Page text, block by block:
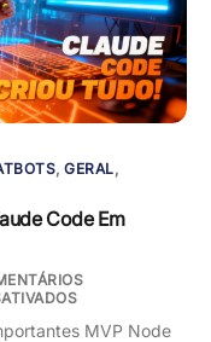
,GERAL ,
Code Em
MVP Node